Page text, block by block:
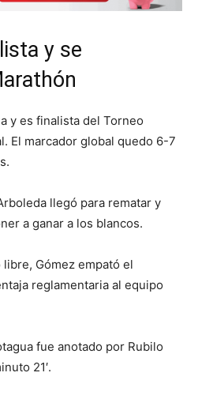
y se
y es finalista del Torneo
El marcador global quedo 6-7
llegó para rematar y
a ganar a los blancos.
libre, Gómez empató el
reglamentaria al equipo
fue anotado por Rubilo
21′.